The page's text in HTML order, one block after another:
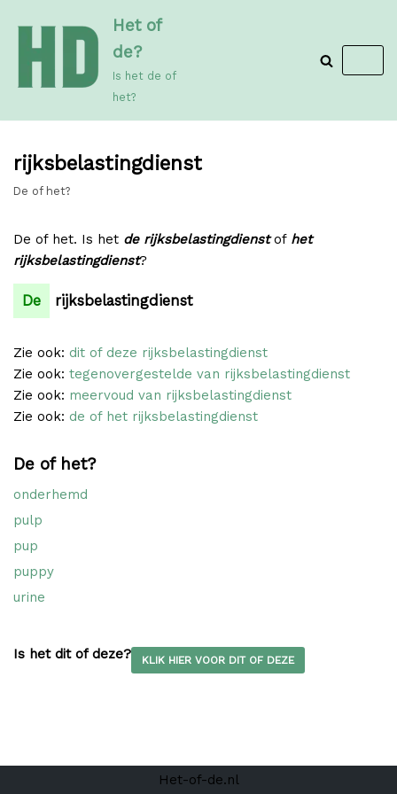
de
inhoud
Het of
de?
Is het de of
het?
rijksbelastingdienst
De of het?
De of het. Is het de rijksbelastingdienstof het
rijksbelastingdienst?
De rijksbelastingdienst
Zie ook: dit of deze rijksbelastingdienst
Zie ook: tegenovergestelde van rijksbelastingdienst
Zie ook: meervoud van rijksbelastingdienst
Zie ook: de of het rijksbelastingdienst
De of het?
onderhemd
pulp
pup
puppy
urine
Is het dit of deze? KLIK HIER VOOR DIT OF DEZE
Het-of-de.nl